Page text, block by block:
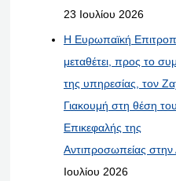
23 Ιουλίου 2026
Η Ευρωπαϊκή
μεταθέτει, προς το
της υπηρεσίας, τον
Γιακουμή στη θέση του
Επικεφαλής της
Αντιπροσωπείας
Ιουλίου 2026